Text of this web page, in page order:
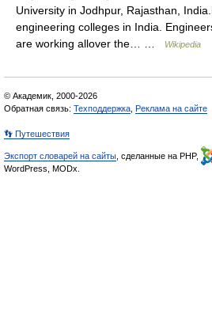
University in Jodhpur, Rajasthan,
engineering colleges in India.
are working allover the… …
Wikipedia
© Академик, 2000-2026
Обратная связь: Техподдержка Реклама на сайте
👣 Путешествия
Экспорт словарей на сайты , сделанные на PHP,
WordPress, MODx.